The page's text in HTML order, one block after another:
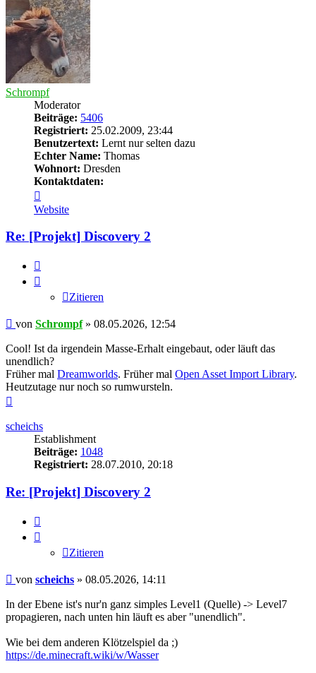
Schrompf
Moderator
Beiträge: 5406
Registriert: 25.02.2009, 23:44
Benutzertext: Lernt nur selten dazu
Echter Name: Thomas
Wohnort: Dresden
Kontaktdaten:
von
Schrompf
Website
Re: [Projekt] Discovery 2
Zitieren
Beitrag
von Schrompf» 08.05.2026, 12:54
Cool! Ist da irgendein Masse-Erhalt eingebaut, oder läuft das
unendlich?
Früher mal Dreamworlds. Früher mal Open Asset Import Library.
Heutzutage nur noch so rumwursteln.
scheichs
Establishment
Beiträge: 1048
Registriert: 28.07.2010, 20:18
Re: [Projekt] Discovery 2
Zitieren
Beitrag
von scheichs » 08.05.2026, 14:11
In der Ebene ist's nur'n ganz simples Level1 (Quelle) -> Level7
propagieren, nach unten hin läuft es aber "unendlich".
Wie bei dem anderen Klötzelspiel da ;)
https://de.minecraft.wiki/w/Wasser